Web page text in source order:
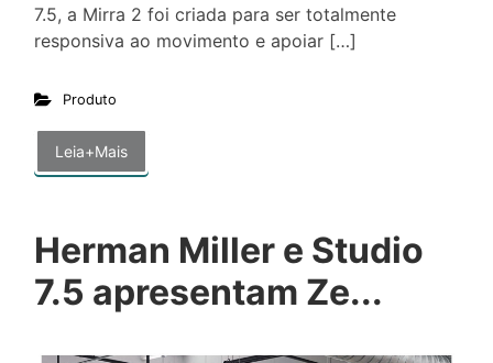
7.5, a Mirra 2 foi criada para ser totalmente
responsiva ao movimento e apoiar […]
Produto
Leia+Mais
Herman Miller e Studio
7.5 apresentam Ze...